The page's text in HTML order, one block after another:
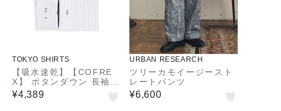
TOKYO SHIRTS
【吸水速乾】【COFRE
X】 ボタンダウン 長袖
形態安定 ワイシャツ
¥4,389
URBAN RESEARCH
ツリーカモイージースト
レートパンツ
¥6,600